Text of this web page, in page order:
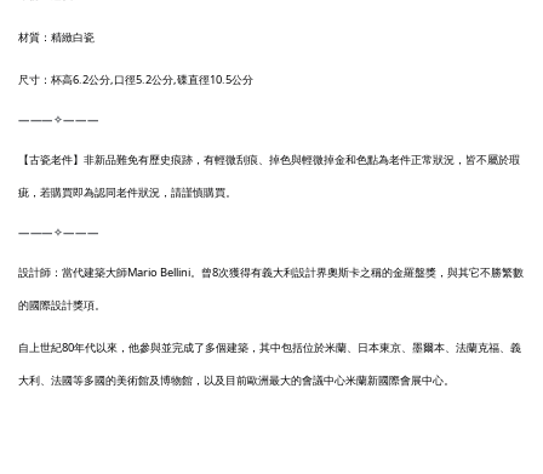
材質：精緻白瓷
尺寸：杯高6.2公分,口徑5.2公分,碟直徑10.5公分
———✧———
【古瓷老件】非新品難免有歷史痕跡，有輕微刮痕、掉色與輕微掉金和色點為老件正常狀況，皆不屬於瑕
疵，若購買即為認同老件狀況，請謹慎購買。
———✧———
設計師：當代建築大師Mario Bellini。曾8次獲得有義大利設計界奧斯卡之稱的金羅盤獎，與其它不勝繁數
的國際設計獎項。
自上世紀80年代以來，他參與並完成了多個建築，其中包括位於米蘭、日本東京、墨爾本、法蘭克福、義
大利、法國等多國的美術館及博物館，以及目前歐洲最大的會議中心米蘭新國際會展中心。